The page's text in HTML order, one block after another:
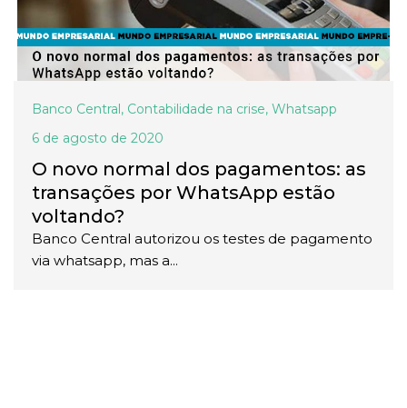
Banco Central , Contabilidade na crise, Whatsapp
6 de agosto de 2020
O novo normal dos pagamentos: as
transações por WhatsApp estão
voltando?
Banco Central autorizou os testes de pagamento
via whatsapp, mas a...